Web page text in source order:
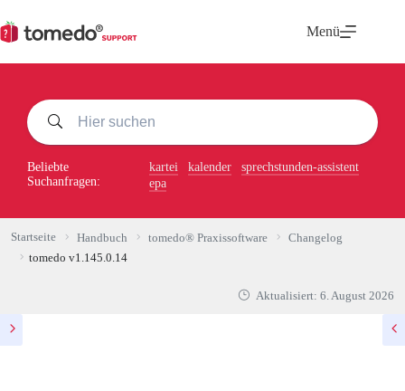
Inhalt
springen
Menü
Beliebte
Suchanfragen:
kartei kalender
sprechstunden-assistent
epa
Startseite Handbuch tomedo® Praxissoftware
Changelog
tomedo v1.145.0.14
Aktualisiert: 6. August 2026